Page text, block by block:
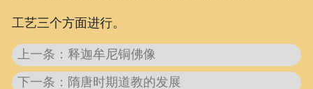
工艺三个方面进行。
上一条：释迦牟尼铜佛像
下一条：隋唐时期道教的发展